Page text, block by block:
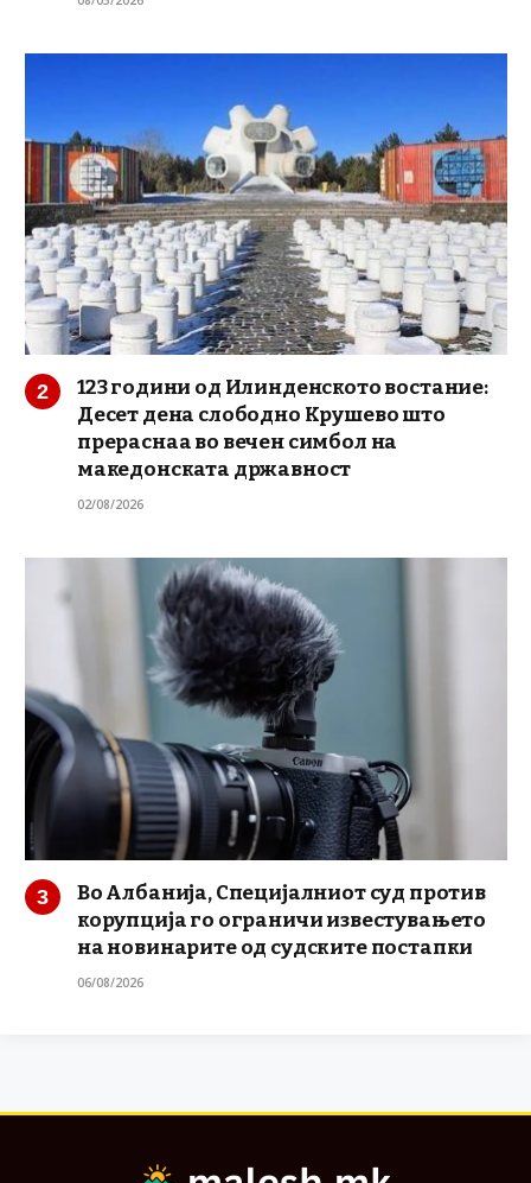
123 години од Илинденското востание:
Десет дена слободно Крушево што
прераснаа во вечен симбол на
македонската државност
02/08/2026
Во Албанија, Специјалниот суд против
корупција го ограничи известувањето
на новинарите од судските постапки
06/08/2026